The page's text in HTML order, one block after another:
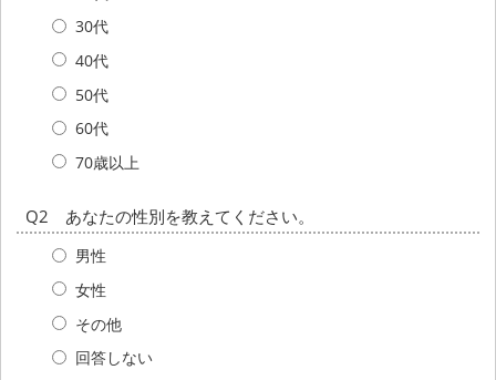
30代
40代
50代
60代
70歳以上
Q2 あなたの性別を教えてください。
男性
女性
その他
回答しない